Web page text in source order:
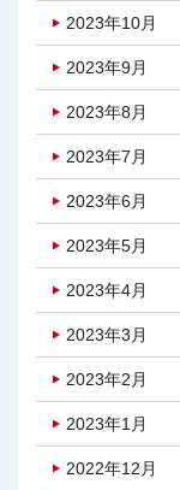
2023年10月
2023年9月
2023年8月
2023年7月
2023年6月
2023年5月
2023年4月
2023年3月
2023年2月
2023年1月
2022年12月